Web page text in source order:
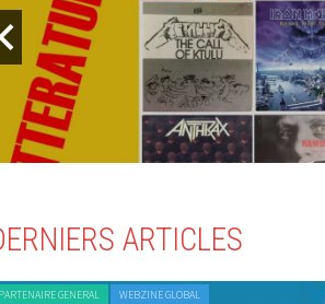
ARTICLES
GENERAL WEBZINE GLOBAL